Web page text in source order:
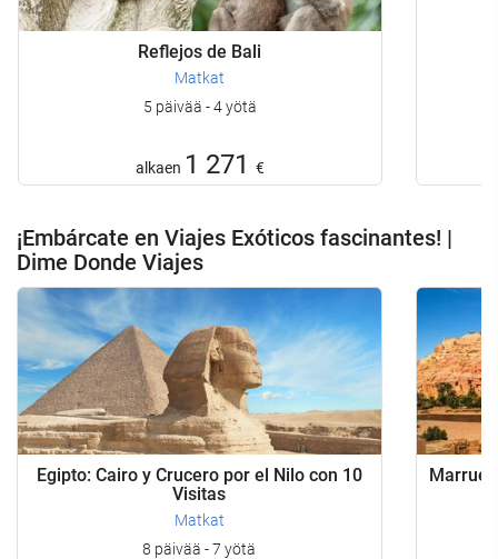
Reflejos de Bali
Matkat
5 päivää - 4 yötä
alkaen 1 271 €
¡Embárcate en Viajes Exóticos fascinantes! |
Dime Donde Viajes
Egipto: Cairo y Crucero por el Nilo con 10
Visitas
Matkat
8 päivää - 7 yötä